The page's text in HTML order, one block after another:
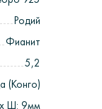
Родий
Фианит
5,2
(Конго)
Ш: 9мм